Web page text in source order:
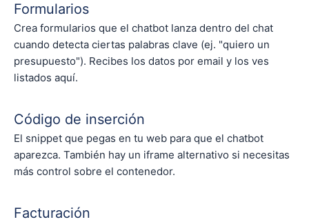
Formularios
Crea formularios que el chatbot lanza dentro del chat
cuando detecta ciertas palabras clave (ej. "quiero un
presupuesto"). Recibes los datos por email y los ves
listados aquí.
Código de inserción
El snippet que pegas en tu web para que el chatbot
aparezca. También hay un iframe alternativo si necesitas
más control sobre el contenedor.
Facturación